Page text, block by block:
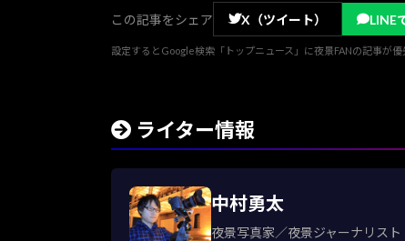
この記事をシェア X（ツイート） LINE
設定するとGoogle検索「トップニュース」に夜景FANの記事が優
ライター情報
中村勇太
夜景写真家／夜景ジャーナリスト